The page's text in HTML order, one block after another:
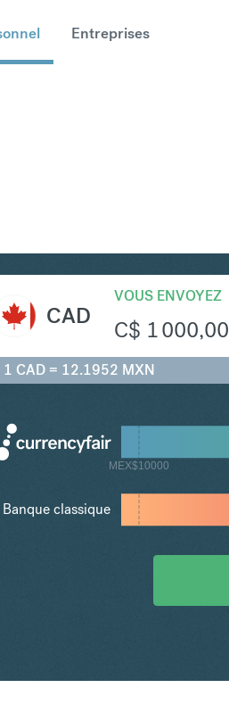
Entreprises
CAD
VOUS ENVOYEZ
C$ 1 000,00
1 CAD = 12.1952 MXN
MEX$10000
Banque classique